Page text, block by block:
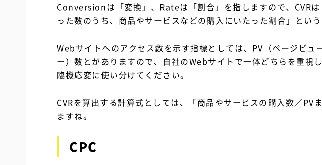
Conversionは「変換」、Rateは「割合」を指しますので、CVR
った数のうち、商品やサービスなどの購入にいたった割合」という
Webサイトへのアクセス数を示す指標としては、PV（ページビュ
ー）数とがありますので、自社のWebサイトで一体どちらを重視
臨機応変に使い分けてください。
CVRを算出する計算式としては、「商品やサービスの購入数／PV
ますね。
CPC